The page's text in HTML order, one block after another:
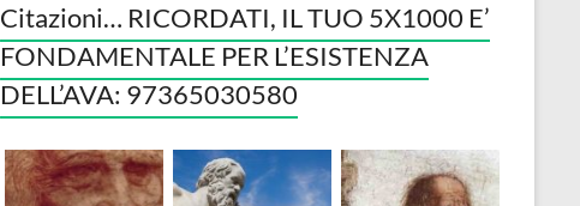
Citazioni… RICORDATI, IL TUO 5X1000 E’
FONDAMENTALE PER L’ESISTENZA
DELL’AVA: 97365030580